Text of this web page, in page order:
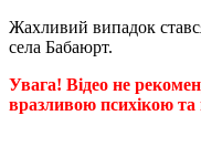
Жахливий випадок
села Бабаюрт.
Увага! Відео не
вразливою психікою